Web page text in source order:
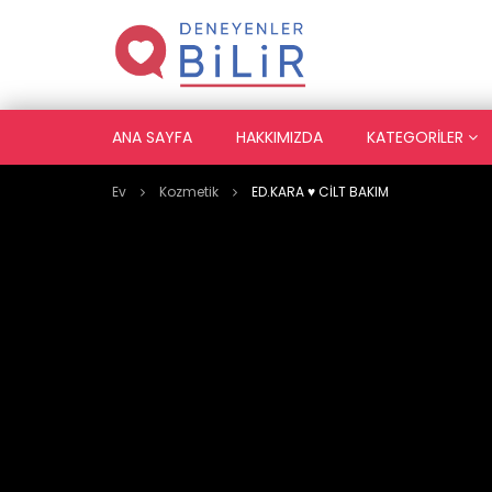
ANA SAYFA HAKKIMIZDA KATEGORILER
Ev Kozmetik ED.KARA ♥️ CİLT BAKIM